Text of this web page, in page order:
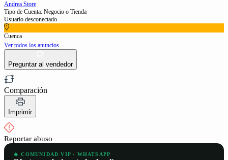
Andrea Store
Tipo de Cuenta: Negocio o Tienda
Usuario desconectado
Cuenca
Ver todos los anuncios
Preguntar al vendedor
Comparación
Imprimir
Reportar abuso
🔥 COMUNIDAD VIP · WHATSAPP